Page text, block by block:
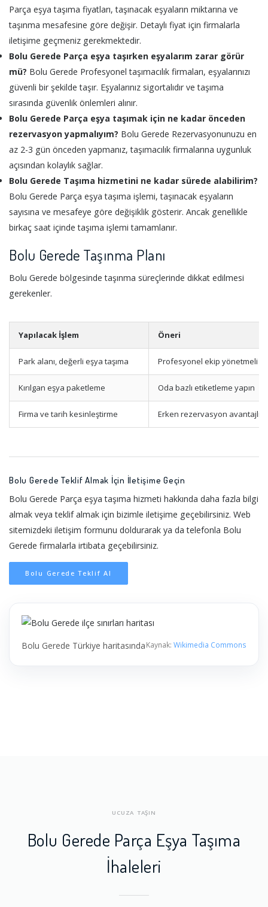
Parça eşya taşıma fiyatları, taşınacak eşyaların miktarına ve
taşınma mesafesine göre değişir. Detaylı fiyat için firmalarla
iletişime geçmeniz gerekmektedir.
Bolu Gerede Parça eşya taşırken eşyalarım zarar görür
mü? Bolu Gerede Profesyonel taşımacılık firmaları, eşyalarınızı
güvenli bir şekilde taşır. Eşyalarınız sigortalıdır ve taşıma
sırasında güvenlik önlemleri alınır.
Bolu Gerede Parça eşya taşımak için ne kadar önceden
rezervasyon yapmalıyım? Bolu Gerede Rezervasyonunuzu en
az 2-3 gün önceden yapmanız, taşımacılık firmalarına uygunluk
açısından kolaylık sağlar.
Bolu Gerede Taşıma hizmetini ne kadar sürede alabilirim?
Bolu Gerede Parça eşya taşıma işlemi, taşınacak eşyaların
sayısına ve mesafeye göre değişiklik gösterir. Ancak genellikle
birkaç saat içinde taşıma işlemi tamamlanır.
Bolu Gerede Taşınma Planı
Bolu Gerede bölgesinde taşınma süreçlerinde dikkat edilmesi
gerekenler.
Yapılacak İşlem Öneri
Park alanı, değerli eşya taşıma Profesyonel ekip yönetmeli
Kırılgan eşya paketleme Oda bazlı etiketleme yapın
Firma ve tarih kesinleştirme Erken rezervasyon
Bolu Gerede Teklif Almak İçin İletişime Geçin
Bolu Gerede Parça eşya taşıma hizmeti hakkında daha fazla bilgi
almak veya teklif almak için bizimle iletişime geçebilirsiniz. Web
sitemizdeki iletişim formunu doldurarak ya da telefonla Bolu
Gerede firmalarla irtibata geçebilirsiniz.
Bolu Gerede Teklif Al
Bolu Gerede Türkiye haritasındaKaynak: Wikimedia Commons
UCUZA TAŞIN
Bolu Gerede Parça Eşya Taşıma
İhaleleri